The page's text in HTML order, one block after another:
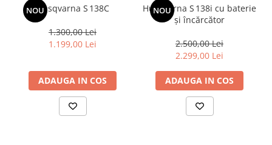
NOUHusqvarna S 138C
1.300,00 Lei
1.199,00 Lei
ADAUGA IN COS
NOU
Husqvarna S 138i cu baterie
și încărcător
2.500,00 Lei
2.299,00 Lei
ADAUGA IN COS